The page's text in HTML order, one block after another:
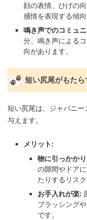
顔の表情、ひげの
感情を表現する傾向
鳴き声でのコミュ
分、鳴き声による
向があります。
短い尻尾がもた
短い尻尾は、ジャパニ
与えます。
メリット:
物に引っかか
の隙間やドア
たりするリス
お手入れが楽:
ブラッシング
です。